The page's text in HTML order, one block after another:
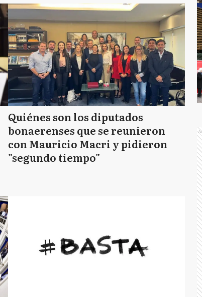
Quiénes son los diputados
bonaerenses que se reunieron
con Mauricio Macri y pidieron
"segundo tiempo"